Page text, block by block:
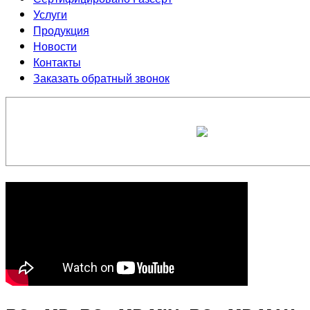
Услуги
Продукция
Новости
Контакты
Заказать обратный звонок